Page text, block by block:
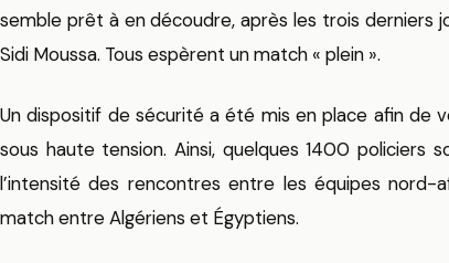
semble prêt à en découdre, après les trois derniers
Sidi Moussa. Tous espèrent un match « plein ».
Un dispositif de sécurité a été mis en place afin de
sous haute tension. Ainsi, quelques 1400 policiers
l’intensité des rencontres entre les équipes nord-
match entre Algériens et Égyptiens.